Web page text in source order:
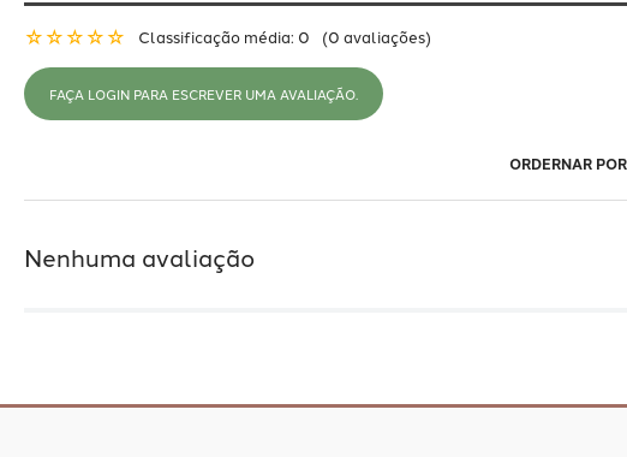
☆☆☆☆☆ Classificação média: 0 (0 avaliações)
FAÇA LOGIN PARA ESCREVER UMA AVALIAÇÃO.
Nenhuma avaliação